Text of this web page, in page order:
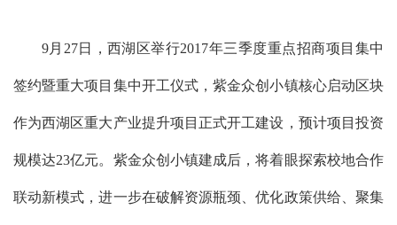
9月 27日，西湖区举行2017年三季度重点招商项目集中
签约暨重大项目集中开工仪式，紫金众创小镇核心启动区块
作为西湖区重大产业提升项目正式开工建设，预计项目投资
规模达23亿元。紫金众创小镇建成后，将着眼探索校地合作
联动新模式，进一步在破解资源瓶颈、优化政策供给、聚集